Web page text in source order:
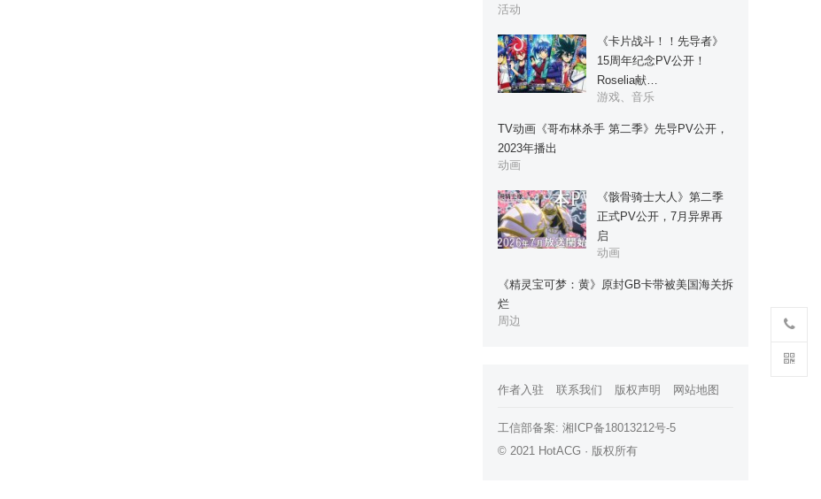
活动
《卡片战斗！！先导者》
15周年纪念PV公开！
Roselia献…
游戏、音乐
TV动画《哥布林杀手 第二季》先导PV公开，
2023年播出
动画
《骸骨骑士大人》第二季
正式PV公开，7月异界再
启
动画
《精灵宝可梦：黄》原封GB卡带被美国海关拆
烂
周边
作者入驻 联系我们 版权声明 网站地图
工信部备案: 湘ICP备18013212号-5
© 2021 HotACG · 版权所有